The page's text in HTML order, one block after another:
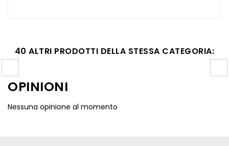
40 ALTRI PRODOTTI DELLA STESSA CATEGORIA:
OPINIONI
Nessuna opinione al momento